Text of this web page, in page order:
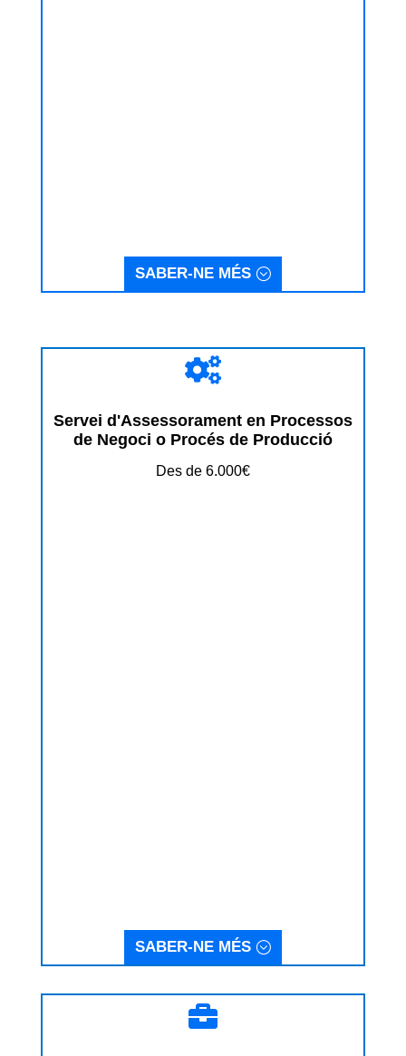
SABER-NE MÉS

Servei d'Assessorament en Processos
de Negoci o Procés de Producció
Des de 6.000€
SABER-NE MÉS
